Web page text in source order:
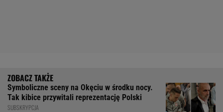
Symboliczne sceny na Okęciu w środku nocy.
Tak kibice przywitali reprezentację Polski
SUBSKRYPCJA